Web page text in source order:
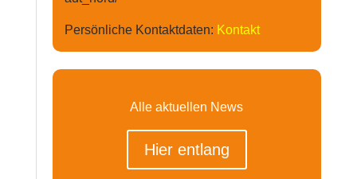
Persönliche Kontaktdaten: Kontakt
Alle aktuellen News
Hier entlang